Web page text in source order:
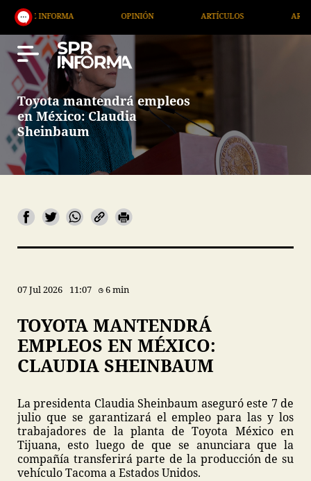
ARTÍCULOS ARTE /
Toyota mantendrá empleos
en México: Claudia
Sheinbaum
07 Jul 2026 11:07 6 min
TOYOTA MANTENDRÁ
EMPLEOS EN MÉXICO:
CLAUDIA SHEINBAUM
La presidenta Claudia Sheinbaum aseguró este 7 de
julio que se garantizará el empleo para las y los
trabajadores de la planta de Toyota México en
Tijuana, esto luego de que se anunciara que la
compañía transferirá parte de la producción de su
vehículo Tacoma a Estados Unidos.